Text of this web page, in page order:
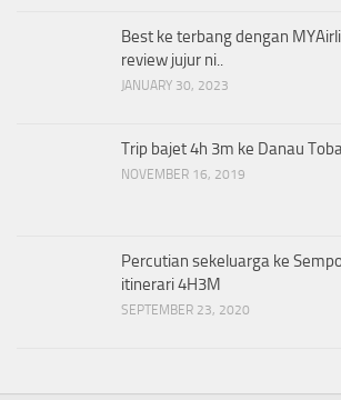
Best ke terbang dengan
review jujur ni..
JANUARY 30, 2023
Trip bajet 4h 3m ke Danau
NOVEMBER 16, 2019
Percutian sekeluarga ke
itinerari 4H3M
SEPTEMBER 23, 2020